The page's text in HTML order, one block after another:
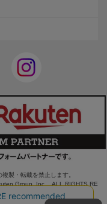
製・転載を禁止します。
Group, Inc. ALL RIGHTS RE